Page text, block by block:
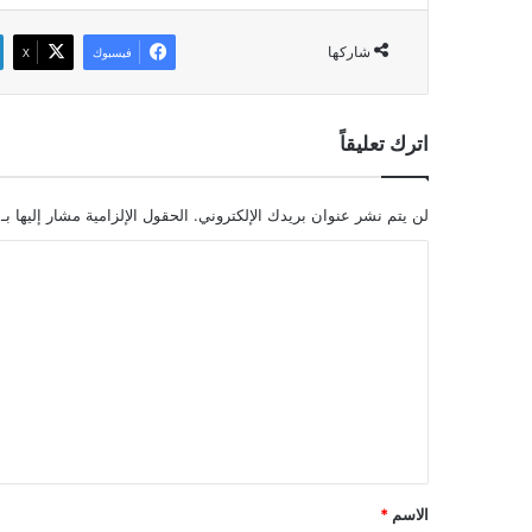
شاركها فيسبوك ‫X
اترك تعليقاً
لن يتم نشر عنوان بريدك الإلكتروني. الحقول الإلزامية مشار إليها بـ
*
الاسم *